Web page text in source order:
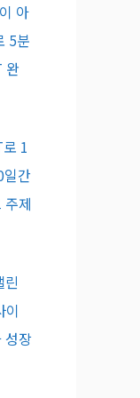
아
5분
완
1
일간
주제
린
이
성장